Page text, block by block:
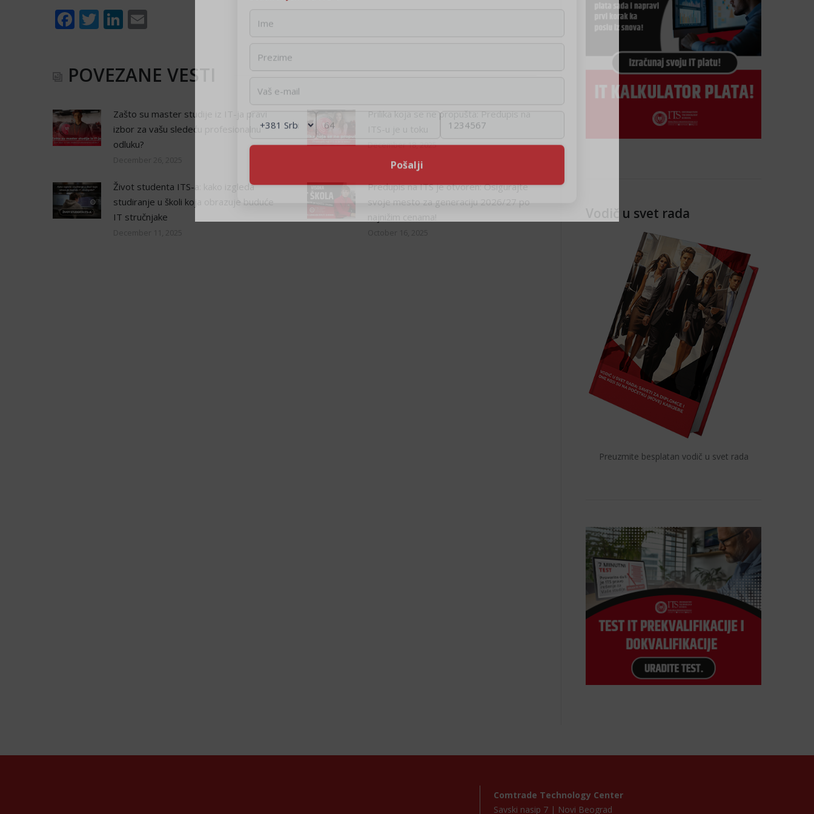
Facebook
TwitterLinkedIn
POVEZANE VESTI
Zašto su master studije iz IT-ja pravi
izbor za vašu sledeću profesionalnu
odluku?
Prilika koja se ne propušta: Predupis na
December 18, 2025
Život studenta ITS-a: kako izgleda
studiranje u školi koja obrazuje buduće
IT stručnjake
Predupis na ITS je otvoren: Osigurajte
svoje mesto za generaciju 2026/27 po
najnižim cenama!
Vodič u svet rada
Preuzmite besplatan vodič u svet rada
Comtrade Technology Center
Savski nasip 7 | Novi Beograd